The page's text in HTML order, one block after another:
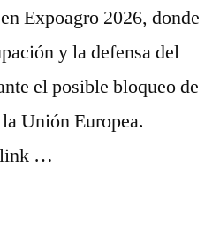
Expoagro 2026, donde
y la defensa del
el posible bloqueo de
Unión Europea.
link …